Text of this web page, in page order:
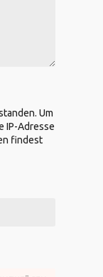
Um
IP-Adresse
findest